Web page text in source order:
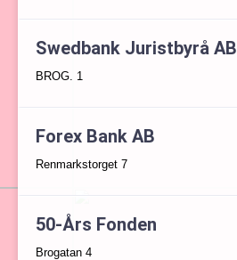
Swedbank Juristbyrå AB
BROG. 1
Forex Bank AB
Renmarkstorget 7
50-Års Fonden
Brogatan 4